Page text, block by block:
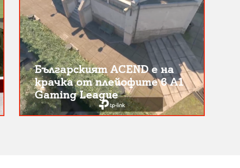
Българският ACEND е на
крачка от плейофите в A1
Gaming League